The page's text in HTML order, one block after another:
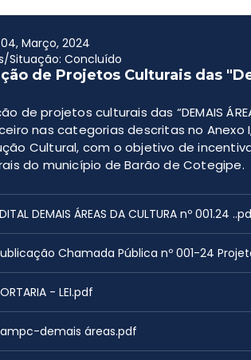
Março, 2024
Situação: Concluído
de Projetos Culturais das
de projetos culturais das “DEMAIS
nas categorias descritas no
Cultural, com o objetivo de
do município de Barão de Cotegipe.
DEMAIS ÁREAS DA CULTURA nº 001.24
Chamada Pública nº 001-24
- LEI.pdf
demais áreas.pdf